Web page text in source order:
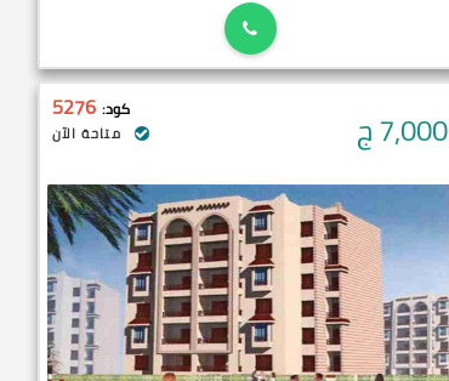
7,000ج كود: 5276
متاحة الآن